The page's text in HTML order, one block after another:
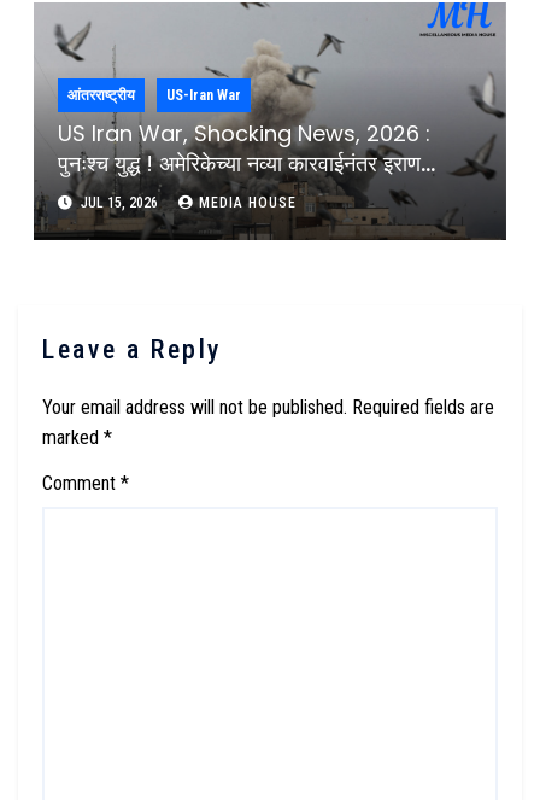
Teams
आंतरराष्ट्रीय US-Iran War
US Iran War, Shocking News, 2026 :
पुनःश्च युद्ध ! अमेरिकेच्या नव्या कारवाईनंतर इराण
आक्रमक; खाडी देशांमध्ये तणाव शिगेला : US Iran
War Retailers After Us Military Strikes
JUL 15, 2026 MEDIA HOUSE
Leave a Reply
Your email address will not be published. Required fields are
marked *
Comment *